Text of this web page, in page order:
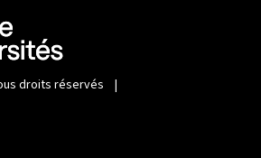
droits réservés |